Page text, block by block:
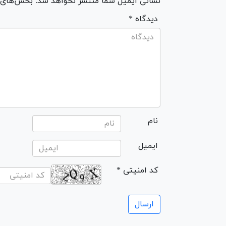
* دیدگاه
نام
ایمیل
* کد امنیتی